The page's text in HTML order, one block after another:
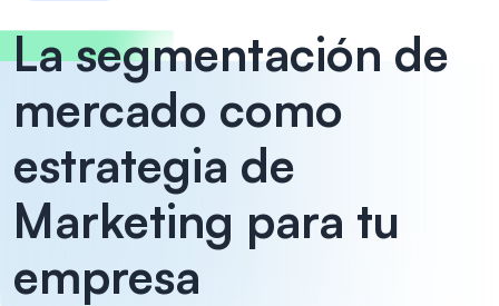
La segmentación de
mercado como
estrategia de
Marketing para tu
empresa